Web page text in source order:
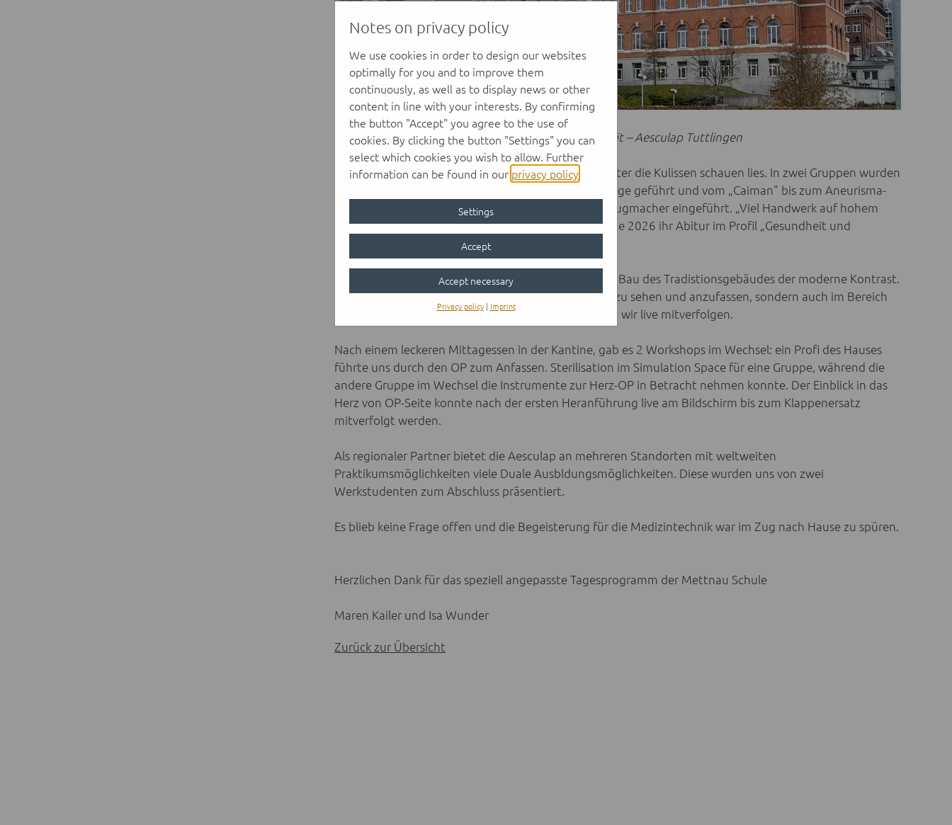
Notes on privacy policy
We use cookies in order to design our websites
optimally for you and to improve them
continuously, as well as to display news or other
content in line with your interests. By confirming
the button "Accept" you agree to the use of
cookies. By clicking the button "Settings" you can
select which cookies you wish to allow. Further
information can be found in our privacy policy
Settings
Accept
Accept necessary
Privacy policy| Imprint
Regional, innovativ und nachhaltig für die Gesundheit – Aesculap Tuttlingen
Ein tolles Programm wurde uns geboten, das uns hinter die Kulissen schauen lies. In zwei Gruppen wurden
wir in die „Schmiede" der medizinischen Feinwerkzeuge geführt und vom „Caiman" bis zum Aneurisma-
Clip wurden wir elegant in die Profession der Werkzeugmacher eingeführt. „Viel Handwerk auf hohem
Niveau" staunten die 21 Schülerinnen und Schüler, die 2026 ihr Abitur im Profil „Gesundheit und
Biologie" ablegen werden.
Die Benchmark-factory ist zum denkmalgeschützten Bau des Tradistionsgebäudes der moderne Kontrast.
Innovationen sind nicht nur in der Werkzeugtechnik zu sehen und anzufassen, sondern auch im Bereich
der Prothesen. Das Schleifen eines Meniskus konnten wir live mitverfolgen.
Nach einem leckeren Mittagessen in der Kantine, gab es 2 Workshops im Wechsel: ein Profi des Hauses
führte uns durch den OP zum Anfassen. Sterilisation im Simulation Space für eine Gruppe, während die
andere Gruppe im Wechsel die Instrumente zur Herz-OP in Betracht nehmen konnte. Der Einblick in das
Herz von OP-Seite konnte nach der ersten Heranführung live am Bildschirm bis zum Klappenersatz
mitverfolgt werden.
Als regionaler Partner bietet die Aesculap an mehreren Standorten mit weltweiten
Praktikumsmöglichkeiten viele Duale Ausbldungsmöglichkeiten. Diese wurden uns von zwei
Werkstudenten zum Abschluss präsentiert.
Es blieb keine Frage offen und die Begeisterung für die Medizintechnik war im Zug nach Hause zu spüren.
Herzlichen Dank für das speziell angepasste Tagesprogramm der Mettnau Schule
Maren Kailer und Isa Wunder
Zurück zur Übersicht